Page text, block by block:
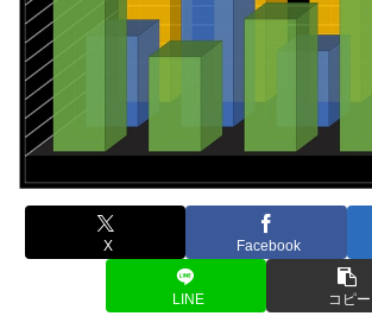
X Facebook
LINE コピー